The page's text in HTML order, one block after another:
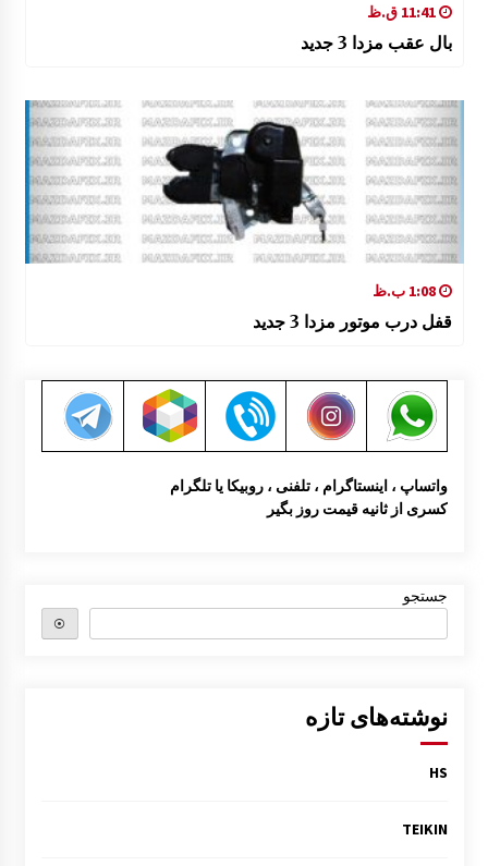
11:41 ق.ظ
بال عقب مزدا 3 جدید
1:08 ب.ظ
قفل درب موتور مزدا 3 جدید
واتساپ ، اینستاگرام ، تلفنی ، روبیکا یا تلگرام
کسری از ثانیه قیمت روز بگیر
جستجو
⦿
نوشته‌های تازه
HS
TEIKIN